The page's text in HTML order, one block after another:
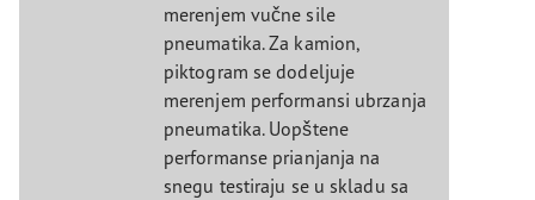
merenjem vučne sile
pneumatika. Za kamion,
piktogram se dodeljuje
merenjem performansi ubrzanja
pneumatika. Uopštene
performanse prianjanja na
snegu testiraju se u skladu sa